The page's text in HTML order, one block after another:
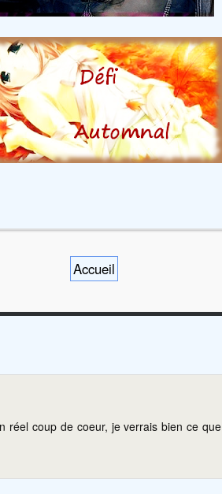
Accueil
réel coup de coeur, je verrais bien ce que